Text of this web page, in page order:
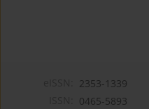
2353-1339
0465-5893